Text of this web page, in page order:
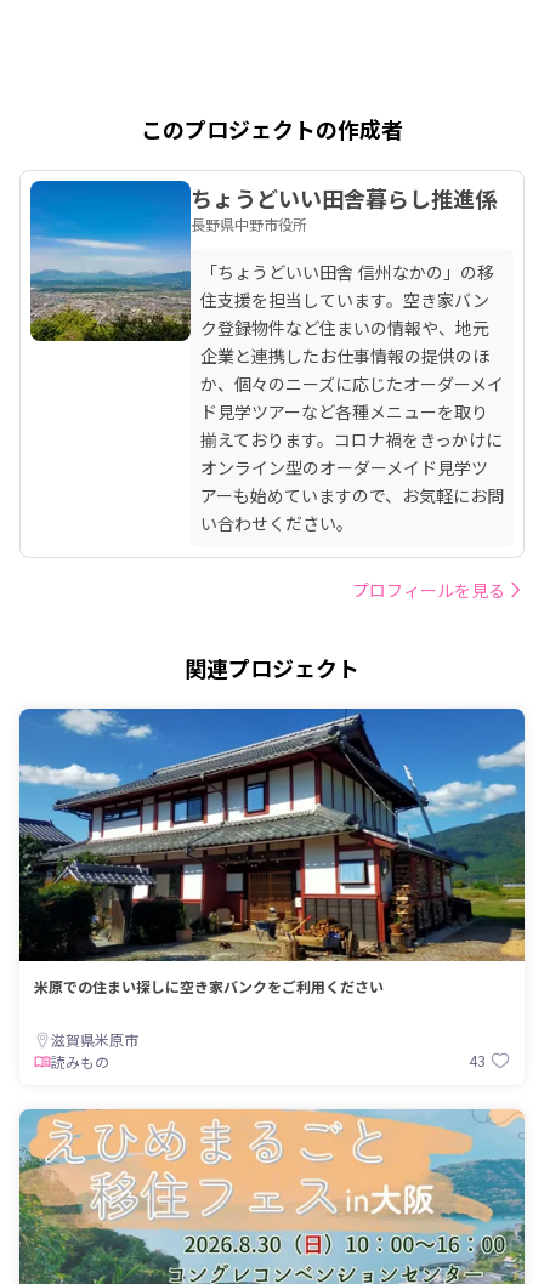
このプロジェクトの作成者
ちょうどいい田舎暮らし推進係
長野県中野市役所
「ちょうどいい田舎 信州なかの」の移
住支援を担当しています。空き家バン
ク登録物件など住まいの情報や、地元
企業と連携したお仕事情報の提供のほ
か、個々のニーズに応じたオーダーメイ
ド見学ツアーなど各種メニューを取り
揃えております。コロナ禍をきっかけに
オンライン型のオーダーメイド見学ツ
アーも始めていますので、お気軽にお問
い合わせください。
プロフィールを見る
関連プロジェクト
米原での住まい探しに空き家バンクをご利用ください
滋賀県米原市
読みもの
43